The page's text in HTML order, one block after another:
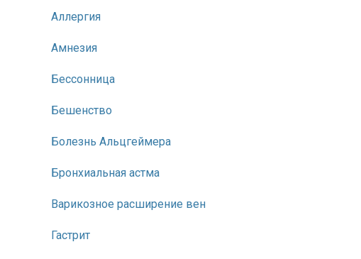
Аллергия
Амнезия
Бессонница
Бешенство
Болезнь Альцгеймера
Бронхиальная астма
Варикозное расширение вен
Гастрит